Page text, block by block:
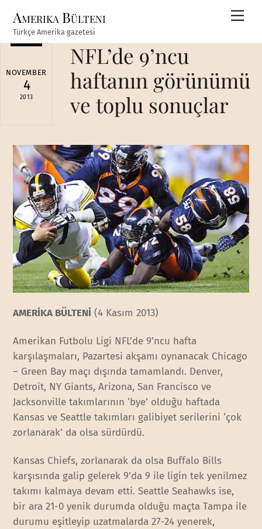
content
Amerika Bülteni
Türkçe Amerika gazetesi
NOVEMBER
4
2013
NFL’de 9’ncu
haftanın görünümü
ve toplu sonuçlar
AMERİKA BÜLTENİ (4 Kasım 2013)
Amerikan Futbolu Ligi NFL’de 9’ncu hafta
karşılaşmaları, Pazartesi akşamı oynanacak Chicago
– Green Bay maçı dışında tamamlandı. Denver,
Detroit, NY Giants, Arizona, San Francisco ve
Jacksonville takımlarının ‘bye’ olduğu haftada
Kansas ve Seattle takımları galibiyet serilerini ‘çok
zorlanarak’ da olsa sürdürdü.
Kansas Chiefs, zorlanarak da olsa Buffalo Bills
karşısında galip gelerek 9’da 9 ile ligin tek yenilmez
takımı kalmaya devam etti. Seattle Seahawks ise,
bir ara 21-0 yenik durumda olduğu maçta Tampa ile
durumu eşitleyip uzatmalarda 27-24 yenerek,